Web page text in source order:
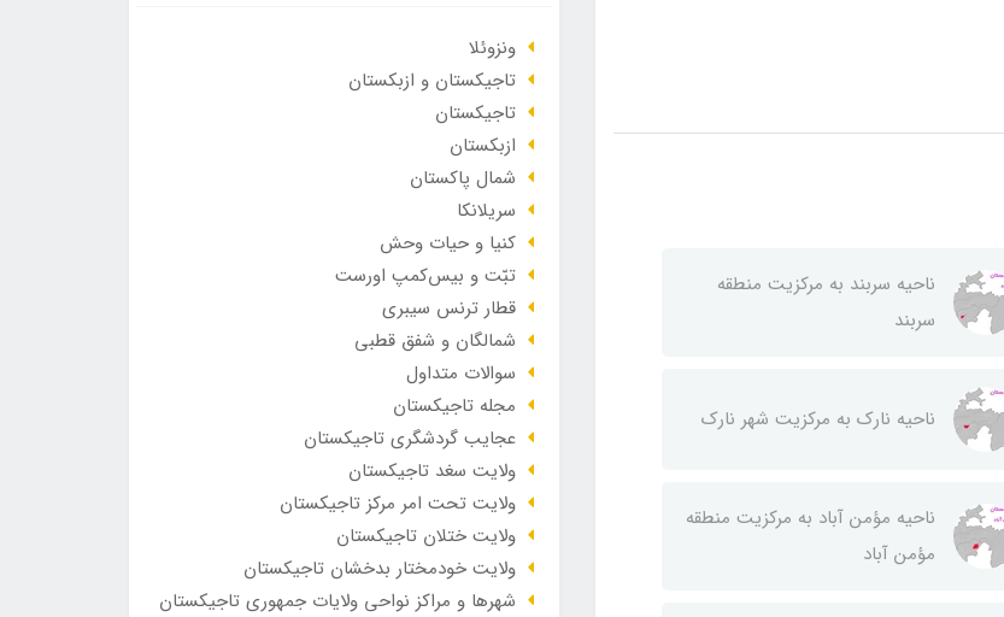
ناحيه سربند به مركزيت منطقه
سربند
ناحيه نارك به مركزيت شهر نارك
ناحيه مؤمن آباد به مركزيت منطقه
مؤمن آباد
ونزوئلا
تاجیکستان و ازبکستان
تاجیکستان
ازبکستان
شمال پاکستان
سریلانکا
کنیا و حیات وحش
تبّت و بیس‌کمپ اورست
قطار ترنس سیبری
شمالگان و شفق قطبی
سوالات متداول
مجله تاجیکستان
عجایب گردشگری تاجیکستان
ولایت سغد تاجیکستان
ولایت تحت امر مرکز تاجیکستان
ولایت ختلان تاجیکستان
ولایت خودمختار بدخشان تاجیکستان
شهرها و مراکز نواحی ولایات جمهوری تاجیکستان